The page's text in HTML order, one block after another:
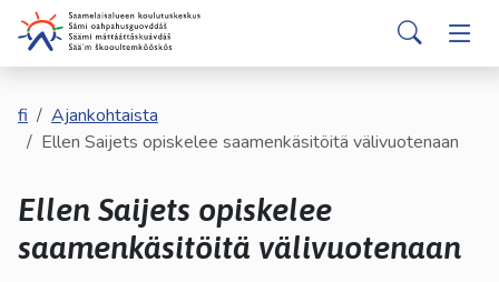
Siirry pääsisältöönenglish
Valitse
oleva
tulos
ja
Siirry
Hakijalle
Opiskelijalle
Palvelut
fi
Ajankohtaista
Ellen Saijets opiskelee saamenkäsitöitä välivuotenaan
Ellen Saijets opiskelee
saamenkäsitöitä välivuotenaan